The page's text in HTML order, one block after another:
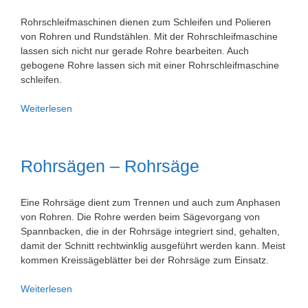
Rohrschleifmaschinen dienen zum Schleifen und Polieren
von Rohren und Rundstählen. Mit der Rohrschleifmaschine
lassen sich nicht nur gerade Rohre bearbeiten. Auch
gebogene Rohre lassen sich mit einer Rohrschleifmaschine
schleifen.
Weiterlesen
Rohrsägen – Rohrsäge
Eine Rohrsäge dient zum Trennen und auch zum Anphasen
von Rohren. Die Rohre werden beim Sägevorgang von
Spannbacken, die in der Rohrsäge integriert sind, gehalten,
damit der Schnitt rechtwinklig ausgeführt werden kann. Meist
kommen Kreissägeblätter bei der Rohrsäge zum Einsatz.
Weiterlesen